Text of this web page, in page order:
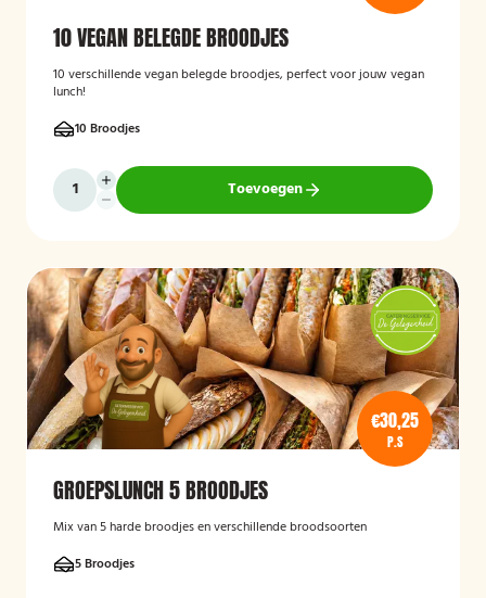
10 VEGAN BELEGDE BROODJES
10 verschillende vegan belegde broodjes, perfect voor jouw vegan
lunch!
10 Broodjes
Toevoegen
€30,25
P.S
GROEPSLUNCH 5 BROODJES
Mix van 5 harde broodjes en verschillende broodsoorten
5 Broodjes